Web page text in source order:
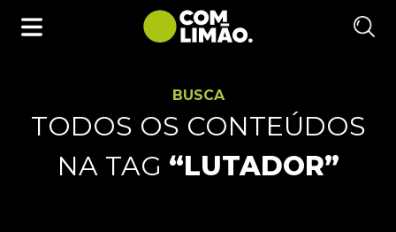
BUSCA
TODOS OS CONTEÚDOS
NA TAG “LUTADOR”